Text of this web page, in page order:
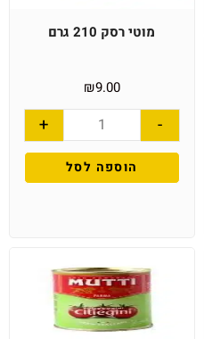
מוטי רסק 210 גרם
₪9.00
-
+
הוספה לסל